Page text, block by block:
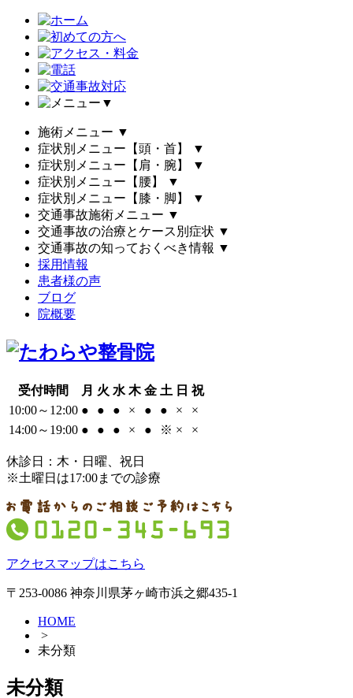
▼
施術メニュー ▼
症状別メニュー【頭・首】
▼
症状別メニュー【肩・腕】
▼
症状別メニュー【腰】
▼
症状別メニュー【膝・脚】
▼
交通事故施術メニュー ▼
交通事故の治療とケース別症状 ▼
交通事故の知っておくべき情報 ▼
採用情報
患者様の声
ブログ
院概要
受付時間 月 火 水 木 金 土 日 祝
10:00～12:00 ● ● ● × ● ● ×
×
14:00～19:00 ● ● ● × ● ※ × ×
休診日：木・日曜、祝日
※土曜日は17:00までの診療
アクセスマップはこちら
〒253-0086 神奈川県茅ヶ崎市浜之郷435-1
HOME
>
未分類
未分類